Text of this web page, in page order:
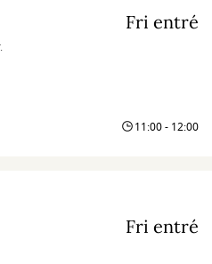
Fri entré
11:00 - 12:00
Fri entré